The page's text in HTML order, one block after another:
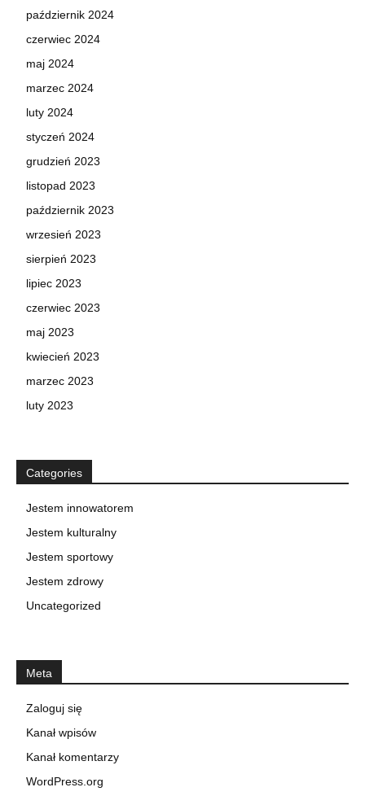
październik 2024
czerwiec 2024
maj 2024
marzec 2024
luty 2024
styczeń 2024
grudzień 2023
listopad 2023
październik 2023
wrzesień 2023
sierpień 2023
lipiec 2023
czerwiec 2023
maj 2023
kwiecień 2023
marzec 2023
luty 2023
Categories
Jestem innowatorem
Jestem kulturalny
Jestem sportowy
Jestem zdrowy
Uncategorized
Meta
Zaloguj się
Kanał wpisów
Kanał komentarzy
WordPress.org